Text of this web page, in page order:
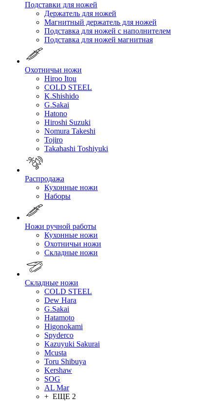
Подставки для ножей
Держатель для ножей
Магнитный держатель для ножей
Подставка для ножей с наполнителем
Подставка для ножей магнитная
Охотничьи ножи
Hiroo Itou
COLD STEEL
K.Shishido
G.Sakai
Hatono
Hiroshi Suzuki
Nomura Takeshi
Tojiro
Takahashi Toshiyuki
Распродажа
Кухонные ножи
Наборы
Ножи ручной работы
Кухонные ножи
Охотничьи ножи
Складные ножи
Складные ножи
COLD STEEL
Dew Hara
G.Sakai
Hatamoto
Higonokami
Spyderco
Kazuyuki Sakurai
Mcusta
Toru Shibuya
Kershaw
SOG
AL Mar
+ ЕЩЕ 2